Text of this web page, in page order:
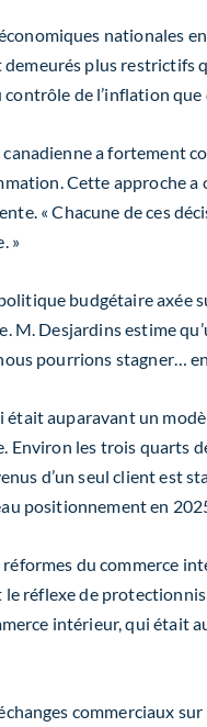
nationales
plus restrictifs
de l’inflation
a fortement
Cette approche
« Chacune de ces
»
budgétaire axée
M. Desjardins estime
pourrions stagner…
auparavant un
Environ les trois quarts
d’un seul client est
positionnement en
du commerce
le réflexe de
intérieur, qui était
commerciaux